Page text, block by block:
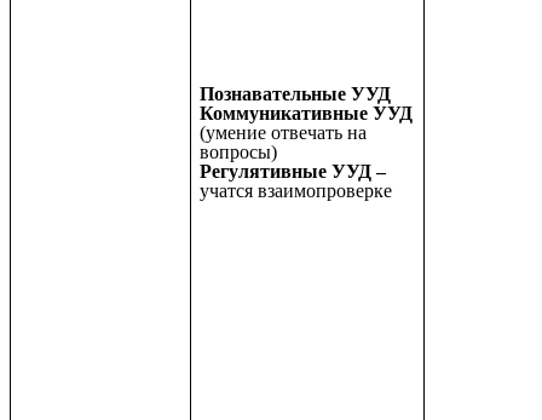
Познавательные УУД
Коммуникативные УУД
(умение отвечать на
вопросы)
Регулятивные УУД –
учатся взаимопроверке